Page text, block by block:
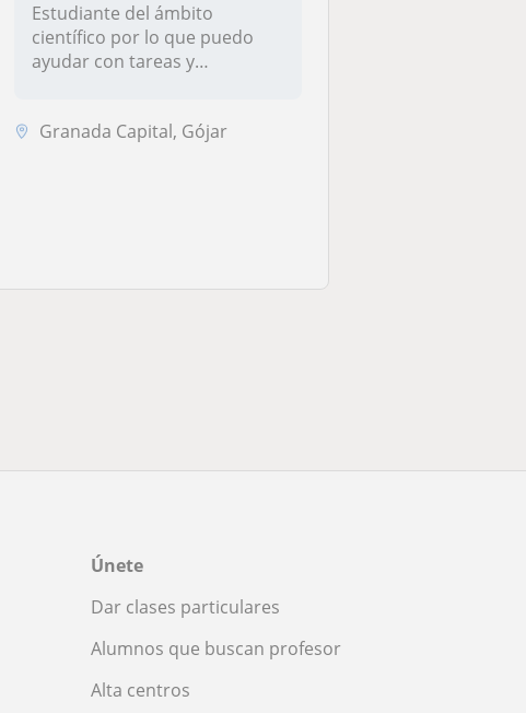
Estudiante del ámbito
científico por lo que puedo
ayudar con tareas y
Granada Capital, Gójar
Únete
Dar clases particulares
Alumnos que buscan profesor
Alta centros